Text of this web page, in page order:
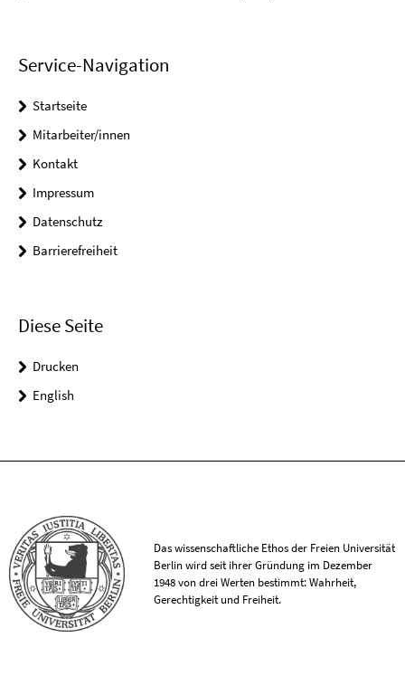
Service-Navigation
Startseite
Mitarbeiter/innen
Kontakt
Impressum
Datenschutz
Barrierefreiheit
Diese Seite
Drucken
English
Das wissenschaftliche Ethos der Freien Universität
Berlin wird seit ihrer Gründung im Dezember
1948 von drei Werten bestimmt: Wahrheit,
Gerechtigkeit und Freiheit.